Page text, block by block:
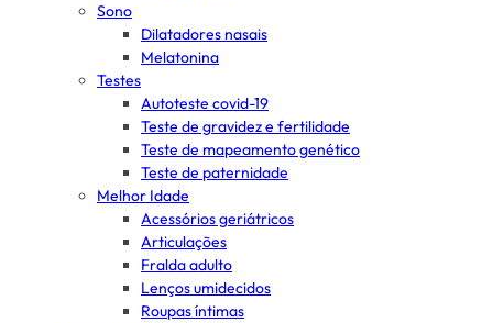
Sono
Dilatadores nasais
Melatonina
Testes
Autoteste covid-19
Teste de gravidez e fertilidade
Teste de mapeamento genético
Teste de paternidade
Melhor Idade
Acessórios geriátricos
Articulações
Fralda adulto
Lenços umidecidos
Roupas íntimas